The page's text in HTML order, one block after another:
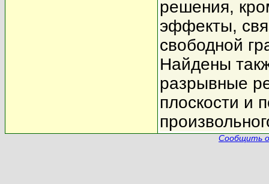
решения,
эффекты,
свободной
Найдены
разрывные
плоскости и
Сообщить о